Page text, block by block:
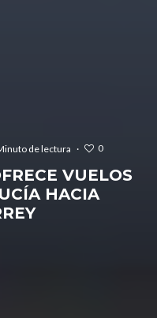
de lectura · 0
VUELOS
HACIA